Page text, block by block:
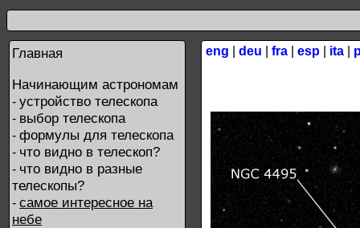
Главная
Начинающим астрономам
- устройство телескопа
- выбор телескопа
- формулы для телескопа
- что видно в телескоп?
- что видно в разные
телескопы?
- самое интересное на
небе
eng deu fra esp ita